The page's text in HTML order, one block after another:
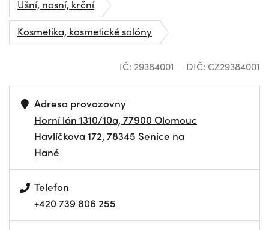
Ušní, nosní, krční
Kosmetika, kosmetické salóny
IČ: 29384001 DIČ: CZ29384001
Adresa provozovny
Horní lán 1310/10a, 77900 Olomouc
Havlíčkova 172, 78345 Senice na
Hané
Telefon
+420 739 806 255